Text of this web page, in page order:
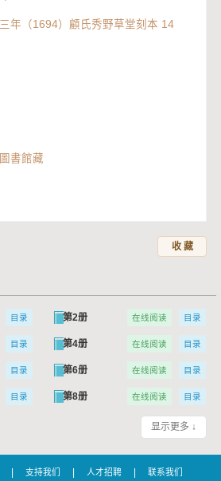
年（1694）顧氏秀野草堂刻本 14
書館藏
收 藏
目录 第2册 在线阅读 目录
目录 第4册 在线阅读 目录
目录 第6册 在线阅读 目录
目录 第8册 在线阅读 目录
在线阅读 目录
目录 第14册 在线阅读
显示更多 ↓
支持我们 人才招聘 联系我们